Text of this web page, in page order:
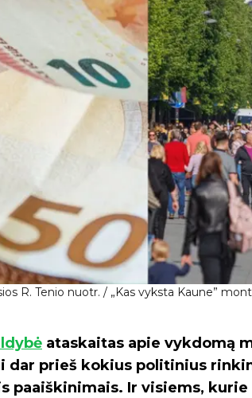
R. Tenio nuotr. / „Kas vyksta Kaune”
ataskaitas apie vykdomą
dar prieš kokius politinius
paaiškinimais. Ir visiems, kurie